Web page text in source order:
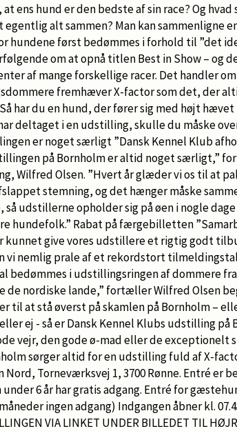
ens hund er den bedste af sin race? Og
alt sammen? Man kan sammenligne
hundene først bedømmes i forhold til ”det
om at opnå titlen Best in Show – og
af mange forskellige racer. Det handler
fremhæver X-factor som det, der
har du en hund, der fører sig med højt
deltaget i en udstilling, skulle du måske
er noget særligt ”Dansk Kennel Klub
på Bornholm er altid noget særligt,”
Wilfred Olsen. ”Hvert år glæder vi os til at
stemning, og det hænger måske
så udstillerne opholder sig på øen i nogle
hundefolk.” Rabat på færgebilletten
kunnet give vores udstillere et rigtig godt
vi nemlig prale af et rekordstort
bedømmes i udstillingsringen af dommere
de nordiske lande,” fortæller Wilfred Olsen
til at stå øverst på skamlen på Bornholm –
ej - så er Dansk Kennel Klubs udstilling
vejr, den gode ø-mad eller de exceptionelt
sørger altid for en udstilling fuld af X-
Nord, Torneværksvej 1, 3700 Rønne. Entré er
under 6 år har gratis adgang. Entré for
ingen adgang) Indgangen åbner kl.
VIA LINKET UNDER BILLEDET TIL